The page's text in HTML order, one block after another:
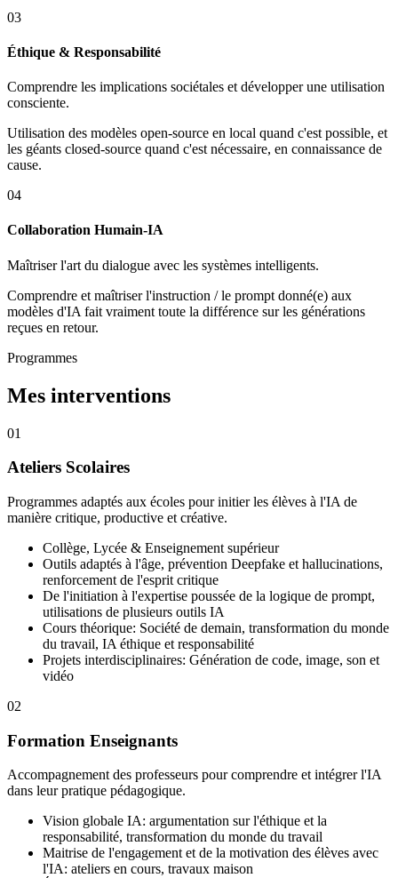
03
Éthique & Responsabilité
Comprendre les implications sociétales et développer une utilisation
consciente.
Utilisation des modèles open-source en local quand c'est possible, et
les géants closed-source quand c'est nécessaire, en connaissance de
cause.
04
Collaboration Humain-IA
Maîtriser l'art du dialogue avec les systèmes intelligents.
Comprendre et maîtriser l'instruction / le prompt donné(e) aux
modèles d'IA fait vraiment toute la différence sur les générations
reçues en retour.
Programmes
Mes interventions
01
Ateliers Scolaires
Programmes adaptés aux écoles pour initier les élèves à l'IA de
manière critique, productive et créative.
Collège, Lycée & Enseignement supérieur
Outils adaptés à l'âge, prévention Deepfake et hallucinations,
renforcement de l'esprit critique
De l'initiation à l'expertise poussée de la logique de prompt,
utilisations de plusieurs outils IA
Cours théorique: Société de demain, transformation du monde
du travail, IA éthique et responsabilité
Projets interdisciplinaires: Génération de code, image, son et
vidéo
02
Formation Enseignants
Accompagnement des professeurs pour comprendre et intégrer l'IA
dans leur pratique pédagogique.
Vision globale IA: argumentation sur l'éthique et la
responsabilité, transformation du monde du travail
Maitrise de l'engagement et de la motivation des élèves avec
l'IA: ateliers en cours, travaux maison